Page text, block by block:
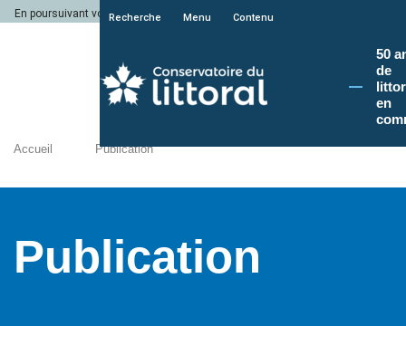
En poursuivant votre navigation sur le site du Conservatoire du littoral, vous
Recherche Menu Contenu
50
de
en
Accueil Publication
Publication